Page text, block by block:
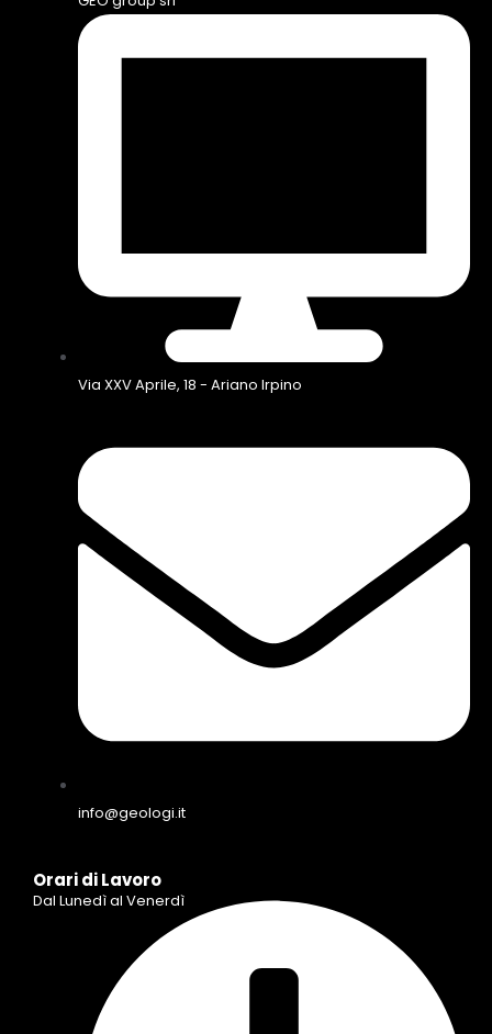
Via XXV Aprile, 18 - Ariano Irpino
info@geologi.it
Orari di Lavoro
Dal Lunedì al Venerdì